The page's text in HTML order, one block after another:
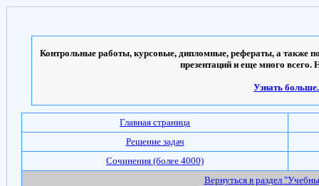
Контрольные работы, курсовые, дипломные, рефераты, а также
презентаций и еще много всего.
Узнать
Главная страница
Решение задач
Сочинения (более 4000)
Вернуться в раздел